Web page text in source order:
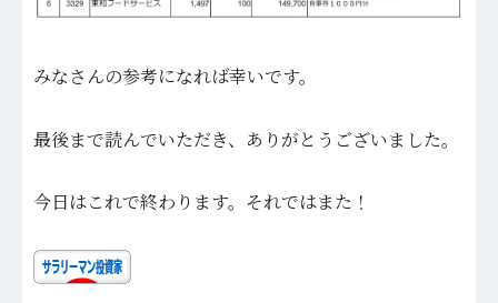
みなさんの参考になれば幸いです。
最後まで読んでいただき、ありがとうございました。
今日はこれで終わります。それではまた！